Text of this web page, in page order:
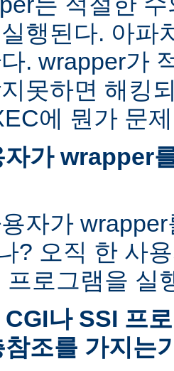
행된다. 아파
. wrapper가
못하면 해킹
에 뭔가 문
자가 wrapper
자가
? 오직 한 사
프로그램을 실
나 SSI 프
참조를 가지는